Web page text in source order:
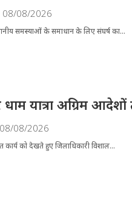
08/08/2026
समस्याओं के समाधान के लिए संघर्ष का...
धाम यात्रा अग्रिम
08/08/2026
कार्य को देखते हुए जिलाधिकारी विशाल...